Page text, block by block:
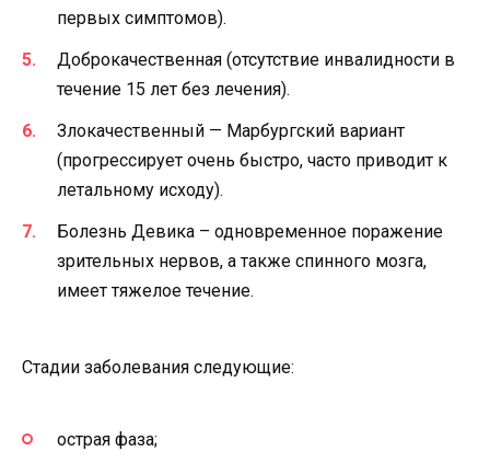
первых симптомов).
Доброкачественная (отсутствие инвалидности в
течение 15 лет без лечения).
Злокачественный — Марбургский вариант
(прогрессирует очень быстро, часто приводит к
летальному исходу).
Болезнь Девика – одновременное поражение
зрительных нервов, а также спинного мозга,
имеет тяжелое течение.
Стадии заболевания следующие:
острая фаза;